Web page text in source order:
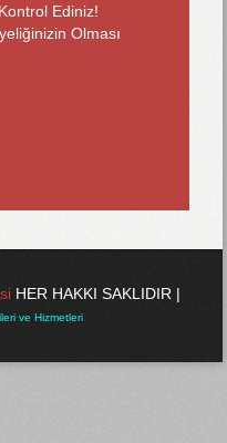
Ediniz!
Olması
HER HAKKI SAKLIDIR |
ve Hizmetleri